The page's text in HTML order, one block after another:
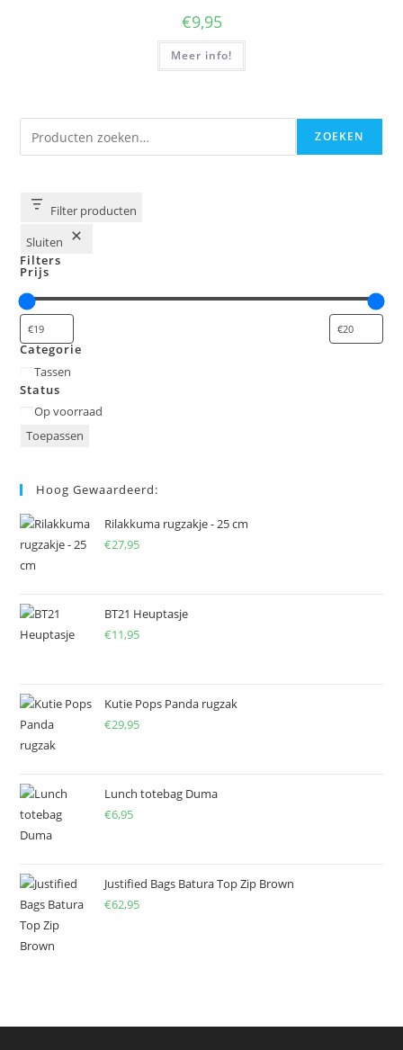
€9,95
Meer info!
Zoeken ZOEKEN
Filter producten
Sluiten
Filters
Prijs
Categorie
Categorie
Tassen
Status
Status
Op voorraad
Toepassen
Hoog Gewaardeerd:
Rilakkuma rugzakje - 25 cm
€27,95
BT21 Heuptasje
€11,95
Kutie Pops Panda rugzak
€29,95
Lunch totebag Duma
€6,95
Justified Bags Batura Top Zip Brown
€62,95